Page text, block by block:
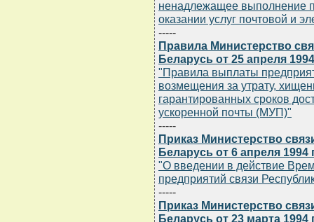
ненадлежащее выполнение
оказании услуг почтовой и
-----
Правила Министерство
Беларусь от 25 апреля 1994
"Правила выплаты
возмещения за утрату,
гарантированных сроков
ускоренной почты (МУП)"
-----
Приказ Министерство
Беларусь от 6 апреля 1994
"О введении в действие
предприятий связи
-----
Приказ Министерство
Беларусь от 23 марта 1994